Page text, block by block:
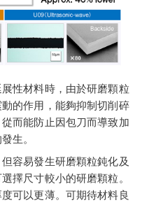
性材料時，由於研磨顆粒
的作用，能夠抑制切削碎
而能防止因包刀而導致加
生。
容易發生研磨顆粒鈍化及
擇尺寸較小的研磨顆粒。
可以更薄。可期待材料良